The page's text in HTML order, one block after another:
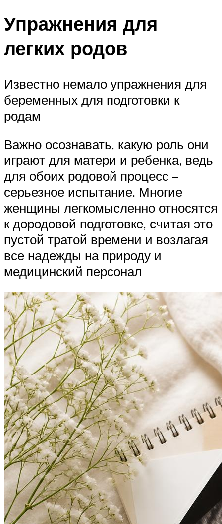
Упражнения для
легких родов
Известно немало упражнения для
беременных для подготовки к
родам
Важно осознавать, какую роль они
играют для матери и ребенка, ведь
для обоих родовой процесс –
серьезное испытание. Многие
женщины легкомысленно относятся
к дородовой подготовке, считая это
пустой тратой времени и возлагая
все надежды на природу и
медицинский персонал